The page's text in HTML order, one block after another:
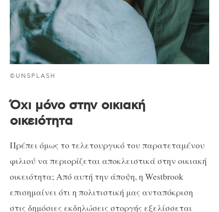
©UNSPLASH
Όχι μόνο στην οικιακή
οικειότητα
Πρέπει όμως το τελετουργικό του παρατεταμένου
φιλιού να περιορίζεται αποκλειστικά στην οικιακή
οικειότητα; Από αυτή την άποψη, η Westbrook
επισημαίνει ότι η πολιτιστική μας ανταπόκριση
στις δημόσιες εκδηλώσεις στοργής εξελίσσεται